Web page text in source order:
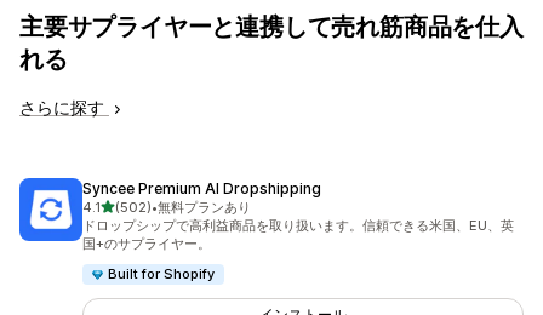
主要サプライヤーと連携して売れ筋商品を仕入
れる
さらに探す
Syncee Premium AI Dropshipping
4.15つ星中
(502)
合計レビュー数：502件
•無料プランあり
ドロップシップで高利益商品を取り扱います。信頼できる米国、EU、英
国+のサプライヤー。
Built for Shopify